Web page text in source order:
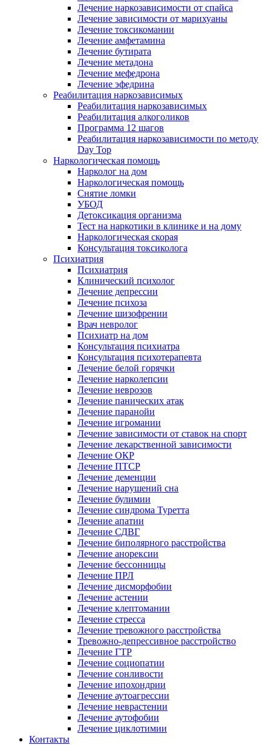
Лечение наркозависимости от спайса
Лечение зависимости от марихуаны
Лечение токсикомании
Лечение амфетамина
Лечение бутирата
Лечение метадона
Лечение мефедрона
Лечение эфедрина
Реабилитация наркозависимых
Реабилитация наркозависимых
Реабилитация алкоголиков
Программа 12 шагов
Реабилитация наркозависимости по методу
Day Top
Наркологическая помощь
Нарколог на дом
Наркологическая помощь
Снятие ломки
УБОД
Детоксикация организма
Тест на наркотики в клинике и на дому
Наркологическая скорая
Консультация токсиколога
Психиатрия
Психиатрия
Клинический психолог
Лечение депрессии
Лечение психоза
Лечение шизофрении
Врач невролог
Психиатр на дом
Консультация психиатра
Консультация психотерапевта
Лечение белой горячки
Лечение нарколепсии
Лечение неврозов
Лечение панических атак
Лечение паранойи
Лечение игромании
Лечение зависимости от ставок на спорт
Лечение лекарственной зависимости
Лечение ОКР
Лечение ПТСР
Лечение деменции
Лечение нарушений сна
Лечение булимии
Лечение синдрома Туретта
Лечение апатии
Лечение СДВГ
Лечение биполярного расстройства
Лечение анорексии
Лечение бессонницы
Лечение ПРЛ
Лечение дисморфобии
Лечение астении
Лечение клептомании
Лечение стресса
Лечение тревожного расстройства
Тревожно-депрессивное расстройство
Лечение ГТР
Лечение социопатии
Лечение сонливости
Лечение ипохондрии
Лечение аутоагрессии
Лечение неврастении
Лечение аутофобии
Лечение циклотимии
Контакты